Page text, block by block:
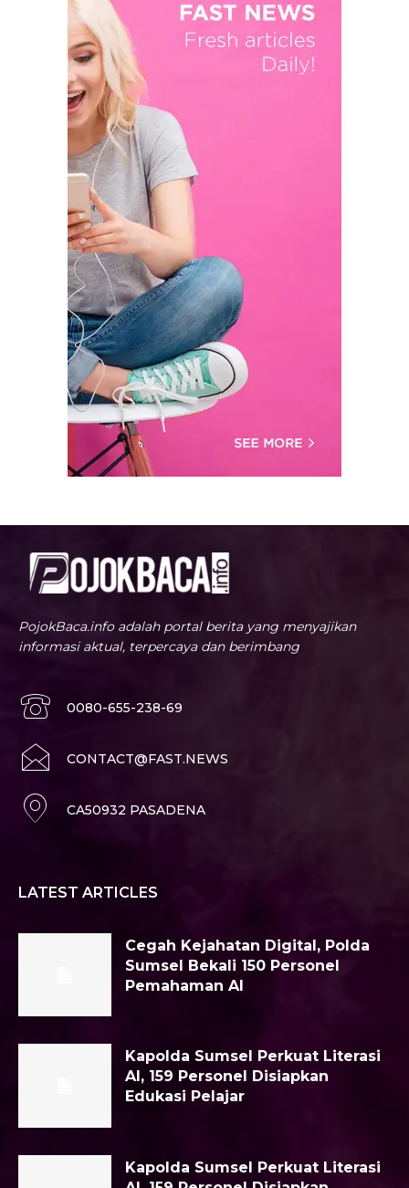
PojokBaca.info adalah portal berita yang menyajikan
informasi aktual, terpercaya dan berimbang
0080-655-238-69
CONTACT@FAST.NEWS
CA50932 PASADENA
LATEST ARTICLES
Cegah Kejahatan Digital, Polda
Sumsel Bekali 150 Personel
Pemahaman AI
Kapolda Sumsel Perkuat Literasi
AI, 159 Personel Disiapkan
Edukasi Pelajar
Kapolda Sumsel Perkuat Literasi